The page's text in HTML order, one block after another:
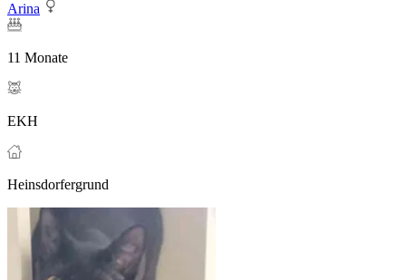
Arina
11 Monate
EKH
Heinsdorfergrund